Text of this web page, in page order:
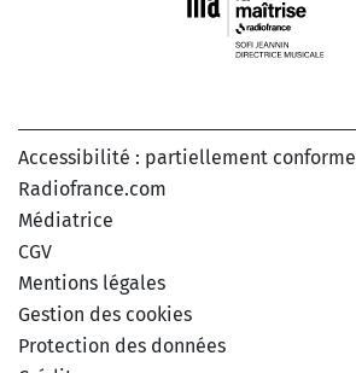
Accessibilité : partiellement conforme
Radiofrance.com
Médiatrice
CGV
Mentions légales
Gestion des cookies
Protection des données